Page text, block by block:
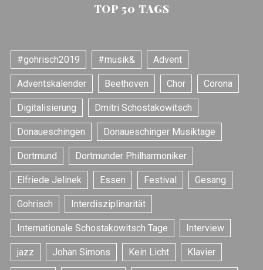
TOP 50 TAGS
#gohrisch2019 #musik& Advent
Adventskalender Beethoven Chor Corona
Digitalisierung Dmitri Schostakowitsch
Donaueschingen Donaueschinger Musiktage
Dortmund Dortmunder Philharmoniker
Elfriede Jelinek Essen Festival Gesang
Gohrisch Interdisziplinarität
Internationale Schostakowitsch Tage Interview
jazz Johan Simons Kein Licht Klavier